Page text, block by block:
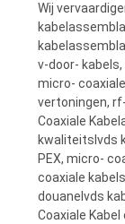
Wij
v-door-
micro-
vertoningen,
Coaxiale
kwaliteitslvds
PEX, micro-
coaxiale
douanelvds
Coaxiale